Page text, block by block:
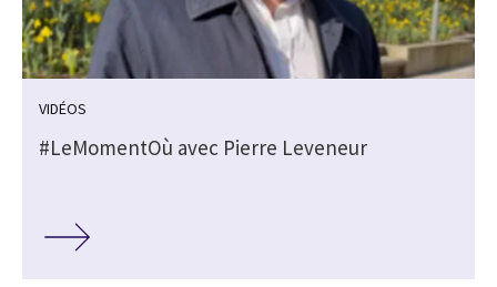
VIDÉOS
#LeMomentOù avec Pierre Leveneur